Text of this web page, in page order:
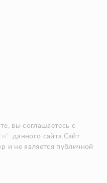
вы соглашаетесь с
данного сайта.Сайт
и не является публичной